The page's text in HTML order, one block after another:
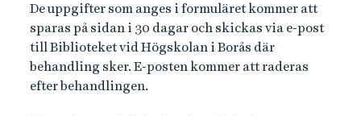
De uppgifter som anges i formuläret kommer att
sparas på sidan i 30 dagar och skickas via e-post
till Biblioteket vid Högskolan i Borås där
behandling sker. E-posten kommer att raderas
efter behandlingen.